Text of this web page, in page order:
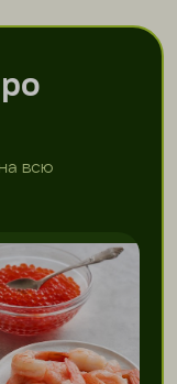
всю